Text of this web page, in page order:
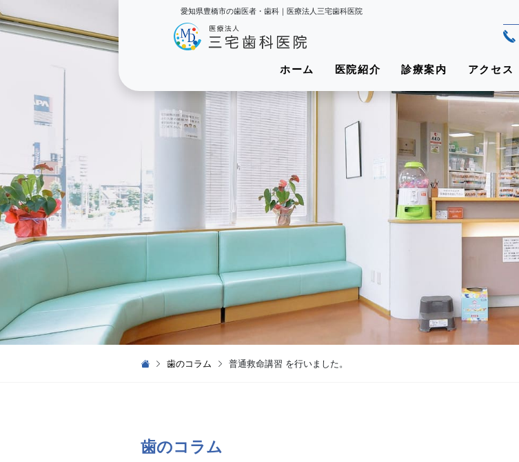
愛知県豊橋市の歯医者・歯科｜医療法⼈三宅⻭科医院
ホーム 医院紹介 診療案内 アクセス
歯のコラム 普通救命講習 を行いました。
歯のコラム